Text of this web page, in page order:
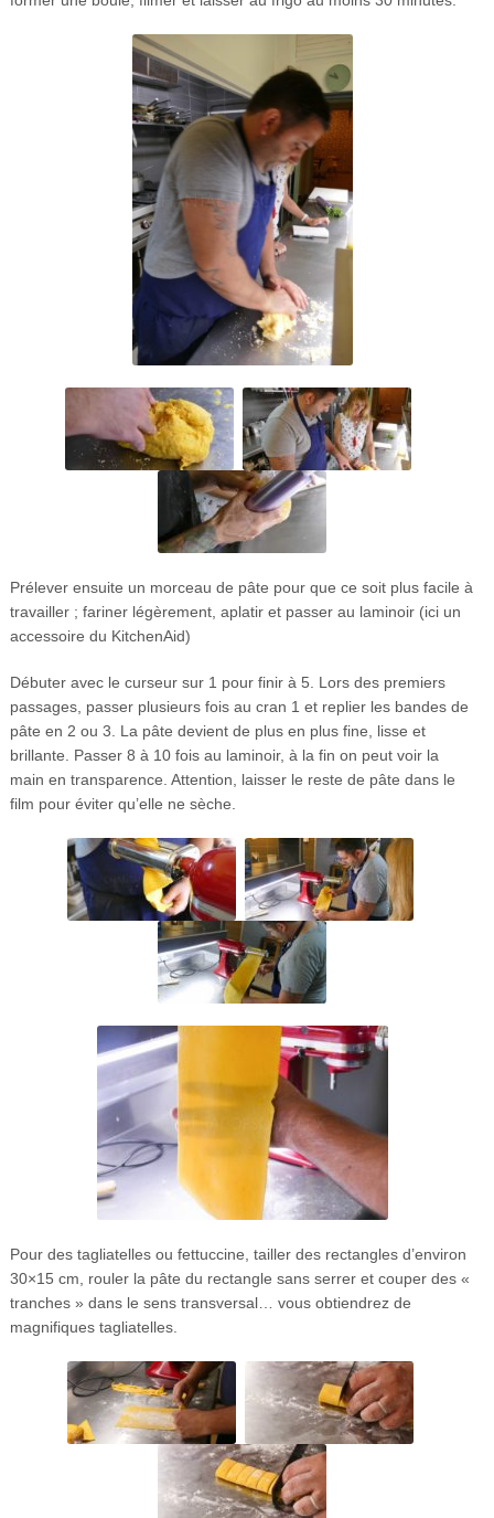
Prélever ensuite un morceau de pâte pour que ce soit plus facile à
travailler ; fariner légèrement, aplatir et passer au laminoir (ici un
accessoire du KitchenAid)
Débuter avec le curseur sur 1 pour finir à 5. Lors des premiers
passages, passer plusieurs fois au cran 1 et replier les bandes de
pâte en 2 ou 3. La pâte devient de plus en plus fine, lisse et
brillante. Passer 8 à 10 fois au laminoir, à la fin on peut voir la
main en transparence. Attention, laisser le reste de pâte dans le
film pour éviter qu’elle ne sèche.
Pour des tagliatelles ou fettuccine, tailler des rectangles d’environ
30×15 cm, rouler la pâte du rectangle sans serrer et couper des «
tranches » dans le sens transversal… vous obtiendrez de
magnifiques tagliatelles.